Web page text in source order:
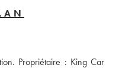
Propriétaire : King Car